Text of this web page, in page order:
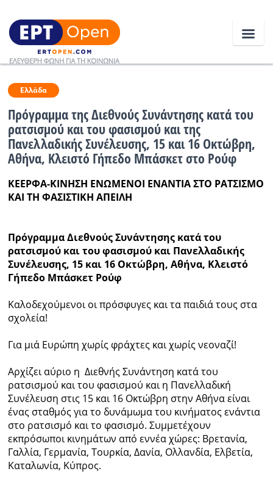
Ειδήσεις
Ελλάδα
Κοινωνία
Πολιτική
Αθλητικά
Κόσμος
Ραδιόφωνο LIVE
Εκπομπές
Πολιτισμός
Ελλάδα
Πρόγραμμα της Διεθνούς Συνάντησης κατά του
ρατσισμού και του φασισμού και της
Πανελλαδικής Συνέλευσης, 15 και 16 Οκτώβρη,
Αθήνα, Κλειστό Γήπεδο Μπάσκετ στο Ρούφ
ΚΕΕΡΦΑ-ΚΙΝΗΣΗ ΕΝΩΜΕΝΟΙ ΕΝΑΝΤΙΑ ΣΤΟ ΡΑΤΣΙΣΜΟ
ΚΑΙ ΤΗ ΦΑΣΙΣΤΙΚΗ ΑΠΕΙΛΗ
Πρόγραμμα Διεθνούς Συνάντησης κατά του
ρατσισμού και του φασισμού και Πανελλαδικής
Συνέλευσης, 15 και 16 Οκτώβρη, Αθήνα, Κλειστό
Γήπεδο Μπάσκετ Ρούφ
Καλοδεχούμενοι οι πρόσφυγες και τα παιδιά τους στα
σχολεία!
Για μιά Ευρώπη χωρίς φράχτες και χωρίς νεοναζί!
Αρχίζει αύριο η Διεθνής Συνάντηση κατά του
ρατσισμού και του φασισμού και η Πανελλαδική
Συνέλευση στις 15 και 16 Οκτώβρη στην Αθήνα είναι
ένας σταθμός για το δυνάμωμα του κινήματος ενάντια
στο ρατσισμό και το φασισμό. Συμμετέχουν
εκπρόσωποι κινημάτων από εννέα χώρες: Βρετανία,
Γαλλία, Γερμανία, Τουρκία, Δανία, Ολλανδία, Ελβετία,
Καταλωνία, Κύπρος.